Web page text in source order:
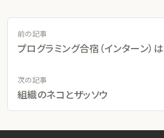
前の記事
プログラミング合宿（インターン）
次の記事
組織のネコとザッソウ